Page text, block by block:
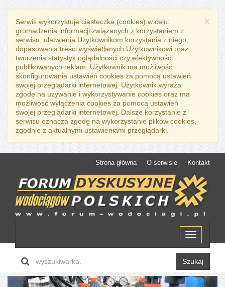
×
Serwis wykorzystuje ciasteczka (cookies) w celu:
gromadzenia informacji związanych z korzystaniem z
serwisu, ułatwienia Użytkownikom korzystania z niego,
dopasowania treści wyświetlanych Użytkownikowi oraz
tworzenia statystyk oglądalności czy efektywności
publikowanych reklam. Użytkownik ma możliwość
skonfigurowania ustawień cookies za pomocą ustawień
swojej przeglądarki internetowej. Użytkownik wyraża
zgodę na używanie i wykorzystywanie cookies oraz ma
możliwość wyłączenia cookies za pomocą ustawień
swojej przeglądarki internetowej. Dalsze korzystanie z
serwisu oznacza zgodę na wykorzystanie plików cookies,
zgodnie z aktualnymi ustawieniami przeglądarki.
Strona główna O serwisie Kontakt
Menu
Szukaj